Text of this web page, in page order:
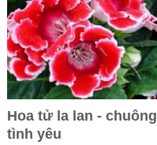
Hoa tử la lan - chuông
tình yêu